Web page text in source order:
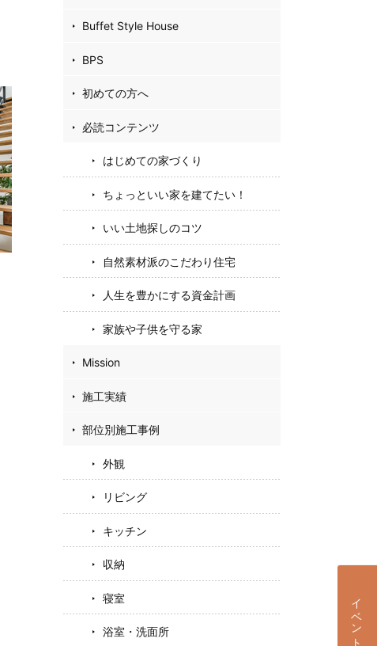
Buffet Style House
BPS
初めての方へ
必読コンテンツ
はじめての家づくり
ちょっといい家を建てたい！
いい土地探しのコツ
自然素材派のこだわり住宅
人生を豊かにする資金計画
家族や子供を守る家
Mission
施工実績
部位別施工事例
外観
リビング
キッチン
収納
寝室
浴室・洗面所 イベント予約